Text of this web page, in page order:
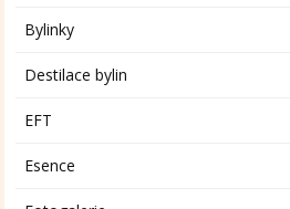
Bylinky
Destilace bylin
EFT
Esence